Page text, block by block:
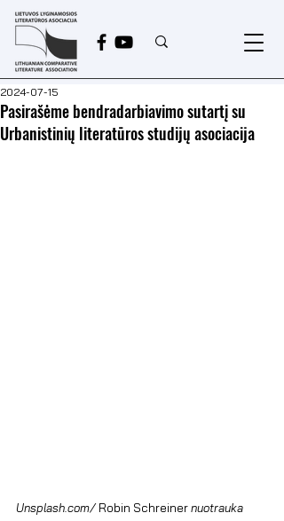
Pasirašėme bendradarbiavimo sutartį su
Urbanistinių literatūros studijų asociacija
2024-07-15
Unsplash.com/ Robin Schreiner nuotrauka